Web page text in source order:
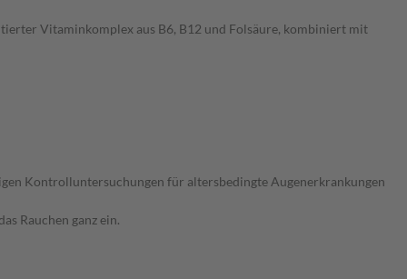
Vitaminkomplex aus B6, B12 und Folsäure, kombiniert mit
Kontrolluntersuchungen für altersbedingte Augenerkrankungen
Rauchen ganz ein.